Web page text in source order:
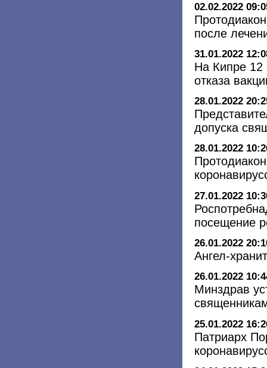
02.02.2022
после
31.01.2022
На Кипре 12
отказа
28.01.2022
допуска
28.01.2022
27.01.2022
посещение
26.01.2022
Ангел-
26.01.2022
Минздрав
25.01.2022
Патриарх